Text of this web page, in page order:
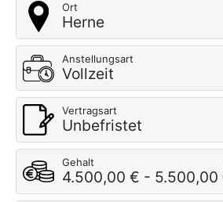
Ort
Herne
Anstellungsart
Vollzeit
Vertragsart
Unbefristet
Gehalt
4.500,00 € - 5.500,00